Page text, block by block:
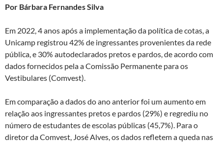
to
d
o
n
e
b
o
o
k
at
s
A
p
p
nt
Por Bárbara Fernandes Silva
Em 2022, 4 anos após a implementação da política de cotas, a
Unicamp registrou 42% de ingressantes provenientes da rede
pública, e 30% autodeclarados pretos e pardos, de acordo com
dados fornecidos pela a Comissão Permanente para os
Vestibulares (Comvest).
Em comparação a dados do ano anterior foi um aumento em
relação aos ingressantes pretos e pardos (29%) e regrediu no
número de estudantes de escolas públicas (45,7%). Para o
diretor da Comvest, José Alves, os dados refletem a queda nas